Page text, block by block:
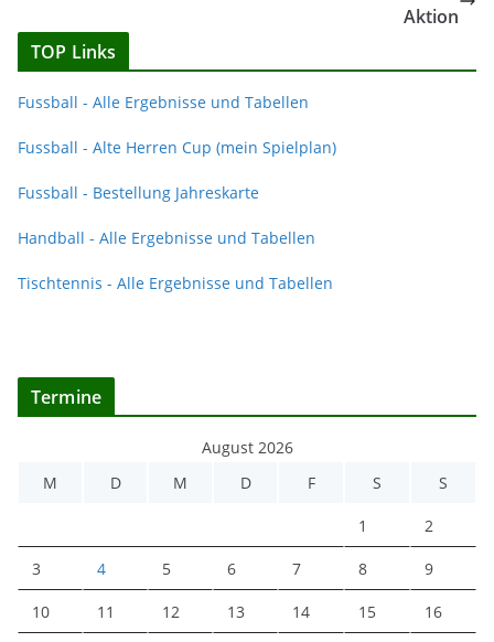
Aktion
TOP Links
Fussball - Alle Ergebnisse und Tabellen
Fussball - Alte Herren Cup (mein Spielplan)
Fussball - Bestellung Jahreskarte
Handball - Alle Ergebnisse und Tabellen
Tischtennis - Alle Ergebnisse und Tabellen
Termine
August 2026
M
D M D F S S
1 2
3 4 5 6 7 8 9
10 11 12 13 14 15 16